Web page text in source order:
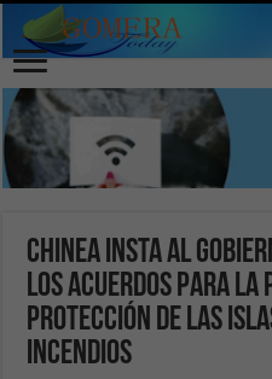
Chinea insta al
los acuerdos para la
protección de las
incendios